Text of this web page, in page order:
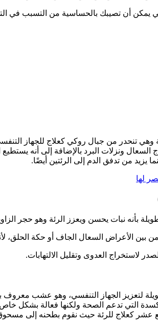
يمكن أن تصيبك بالحساسية من التسبب في
وهي تنحدر من جبال روكي كعلاج للجهاز
السعال ونزلات البرد بالإضافة إلى أنه
يزيد من تدفق الدم إلى الرئتين أيضًا.
لها
بين الأعراض السعال الجاف أو حكة الحلق،
لاستخراج العدوى وتقليل الالتهابات.
لتعزيز الجهاز التنفسي، وهو عشب معروف
التي تدعم الصحة ولكنها فعالة بشكل
عشر كعلاج للرئة حيث نقوم بطحنه إلى